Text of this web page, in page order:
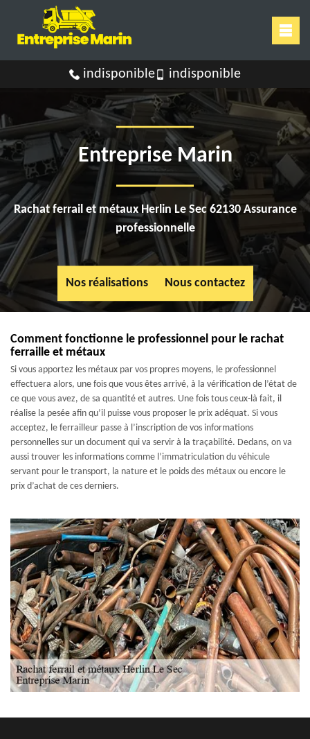
indisponible indisponible
Entreprise Marin
Rachat ferrail et métaux Herlin Le Sec 62130 Assurance
professionnelle
Nos réalisations Nous contactez
Comment fonctionne le professionnel pour le rachat
ferraille et métaux
Si vous apportez les métaux par vos propres moyens, le professionnel
effectuera alors, une fois que vous êtes arrivé, à la vérification de l’état de
ce que vous avez, de sa quantité et autres. Une fois tous ceux-là fait, il
réalise la pesée afin qu’il puisse vous proposer le prix adéquat. Si vous
acceptez, le ferrailleur passe à l’inscription de vos informations
personnelles sur un document qui va servir à la traçabilité. Dedans, on va
aussi trouver les informations comme l’immatriculation du véhicule
servant pour le transport, la nature et le poids des métaux ou encore le
prix d’achat de ces derniers.